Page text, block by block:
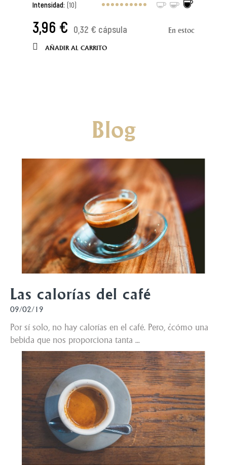
Intensidad: (10)
3,96 € 0,32 € cápsula En estoc
AÑADIR AL CARRITO
Blog
Las calorías del café
09/02/19
Por sí solo, no hay calorías en el café. Pero, ¿cómo una
bebida que nos proporciona tanta ...